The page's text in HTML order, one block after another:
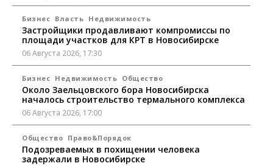
Бизнес Власть Недвижимость
Застройщики продавливают компромиссы по
площади участков для КРТ в Новосибирске
06 Августа 2026, 17:30
Бизнес Недвижимость Общество
Около Заельцовского бора Новосибирска
началось строительство термального комплекса
06 Августа 2026, 17:00
Общество Право&Порядок
Подозреваемых в похищении человека
задержали в Новосибирске